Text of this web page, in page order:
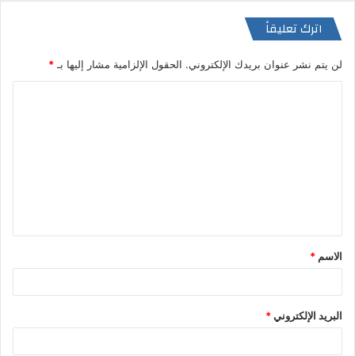
اترك تعليقاً
لن يتم نشر عنوان بريدك الإلكتروني. الحقول الإلزامية مشار إليها بـ *
ق
*
الاسم *
البريد الإلكتروني*